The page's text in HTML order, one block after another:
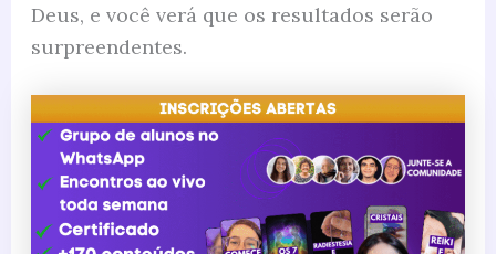
Deus, e você verá que os resultados serão
surpreendentes.